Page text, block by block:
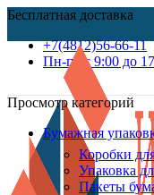
Бесплатная доставка
+7(4812)56-66-11
Пн-пт c 9:00 до
Просмотр категорий
Бумажная
Коробки
Упаковка
Пакеты